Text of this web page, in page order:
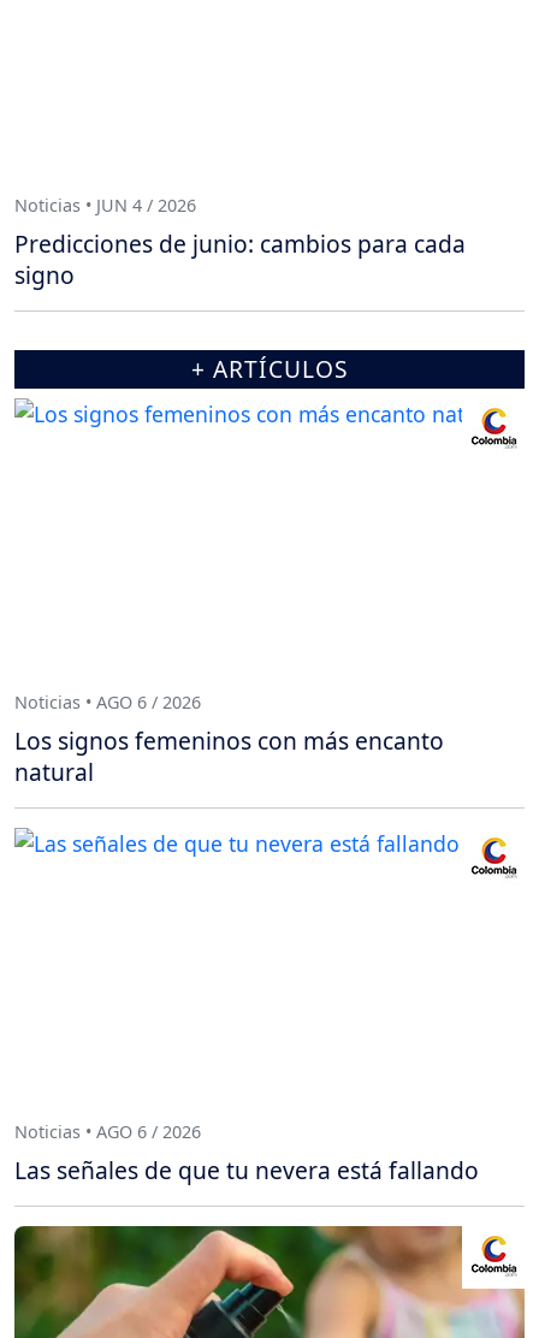
Noticias • JUN 4 / 2026
Predicciones de junio: cambios para cada
signo
+ ARTÍCULOS
Noticias • AGO 6 / 2026
Los signos femeninos con más encanto
natural
Noticias • AGO 6 / 2026
Las señales de que tu nevera está fallando